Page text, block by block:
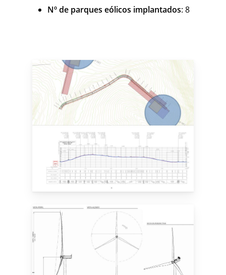
Nº de parques eólicos implantados: 8